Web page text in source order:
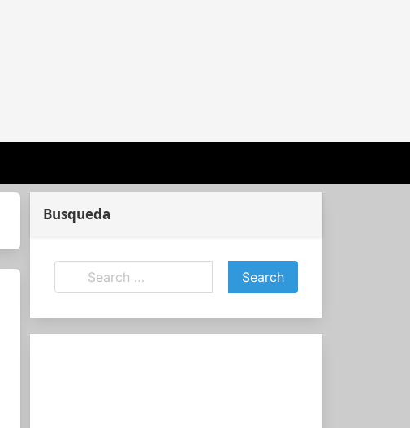
Busqueda